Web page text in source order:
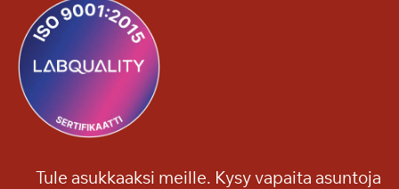
Tule asukkaaksi meille. Kysy vapaita asuntoja